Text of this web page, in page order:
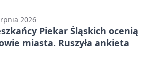
2026
Piekar Śląskich ocenią
miasta. Ruszyła ankieta